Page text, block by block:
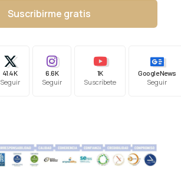
Suscribirme gratis
41.4K
Seguir
6.6K
Seguir
1K
Suscríbete
Google News
Seguir